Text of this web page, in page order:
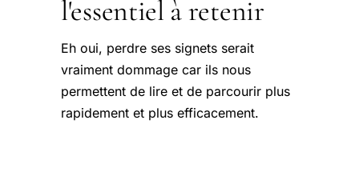
l'essentiel à retenir
Eh oui, perdre ses signets serait
vraiment dommage car ils nous
permettent de lire et de parcourir plus
rapidement et plus efficacement.